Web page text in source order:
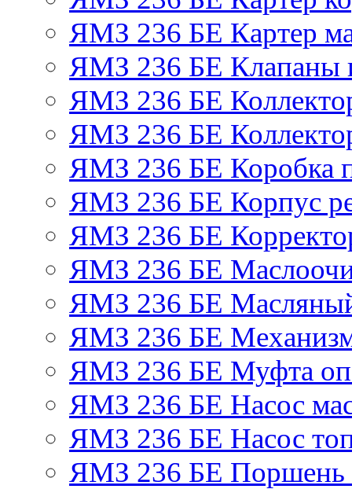
ЯМЗ 236 БЕ Картер
ЯМЗ 236 БЕ Клапаны
ЯМЗ 236 БЕ
ЯМЗ 236 БЕ
ЯМЗ 236 БЕ Коробка
ЯМЗ 236 БЕ Корпус
ЯМЗ 236 БЕ
ЯМЗ 236 БЕ
ЯМЗ 236 БЕ Масляный
ЯМЗ 236 БЕ Механизм
ЯМЗ 236 БЕ Муфта
ЯМЗ 236 БЕ Насос
ЯМЗ 236 БЕ Насос
ЯМЗ 236 БЕ Поршень